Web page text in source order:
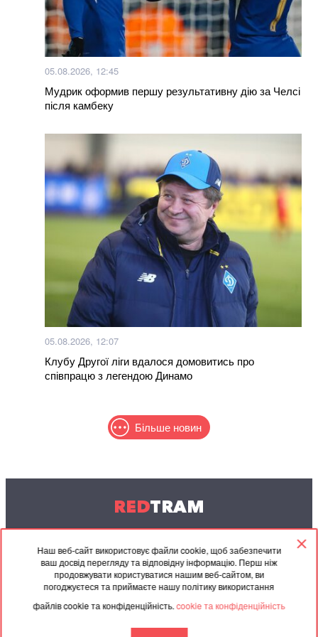
Наш веб-сайт використовує файли cookie, щоб забезпечити
ваш досвід перегляду та відповідну інформацію. Перш ніж
продовжувати користуватися нашим веб-сайтом, ви
погоджуєтеся та приймаєте нашу політику використання
файлів cookie та конфіденційність.cookie та конфіденційність
05.08.2026, 12:45
Мудрик оформив першу результативну дію за Челсі
після камбеку
05.08.2026, 12:07
Клубу Другої ліги вдалося домовитись про
співпрацю з легендою Динамо
Більше новин
REDTRAM
© 2004-2026 Redtram, Ltd.
Співпраця
Партнерські
матеріали
Архів
Угода
Контакти